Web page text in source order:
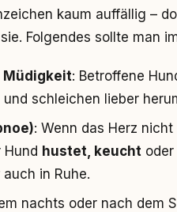
kaum auffällig –
Folgendes sollte man
Müdigkeit: Betroffene
schleichen lieber
: Wenn das Herz
Hund hustet, keucht
in Ruhe.
nachts oder nach dem